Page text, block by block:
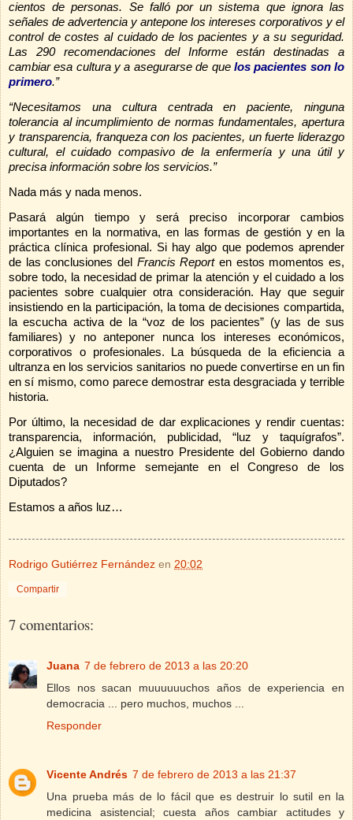
cientos de personas. Se falló por un sistema que ignora las
señales de advertencia y antepone los intereses corporativos y el
control de costes al cuidado de los pacientes y a su seguridad.
Las 290 recomendaciones del Informe están destinadas a
cambiar esa cultura y a asegurarse de que los pacientes son lo
primero.”
“Necesitamos una cultura centrada en paciente, ninguna
tolerancia al incumplimiento de normas fundamentales, apertura
y transparencia, franqueza con los pacientes, un fuerte liderazgo
cultural, el cuidado compasivo de la enfermería y una útil y
precisa información sobre los servicios.”
Nada más y nada menos.
Pasará algún tiempo y será preciso incorporar cambios
importantes en la normativa, en las formas de gestión y en la
práctica clínica profesional. Si hay algo que podemos aprender
de las conclusiones del Francis Reporten estos momentos es,
sobre todo, la necesidad de primar la atención y el cuidado a los
pacientes sobre cualquier otra consideración. Hay que seguir
insistiendo en la participación, la toma de decisiones compartida,
la escucha activa de la “voz de los pacientes” (y las de sus
familiares) y no anteponer nunca los intereses económicos,
corporativos o profesionales. La búsqueda de la eficiencia a
ultranza en los servicios sanitarios no puede convertirse en un fin
en sí mismo, como parece demostrar esta desgraciada y terrible
historia.
Por último, la necesidad de dar explicaciones y rendir cuentas:
transparencia, información, publicidad, “luz y taquígrafos”.
¿Alguien se imagina a nuestro Presidente del Gobierno dando
cuenta de un Informe semejante en el Congreso de los
Diputados?
Estamos a años luz…
Rodrigo Gutiérrez Fernández en 20:02
Compartir
7 comentarios:
Juana 7 de febrero de 2013 a las 20:20
Ellos nos sacan muuuuuuchos años de experiencia en
democracia ... pero muchos, muchos ...
Responder
Vicente Andrés 7 de febrero de 2013 a las 21:37
Una prueba más de lo fácil que es destruir lo sutil en la
medicina asistencial; cuesta años cambiar actitudes y